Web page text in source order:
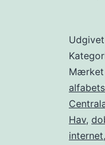
Udgivet
Mærket
Hav,
internet,